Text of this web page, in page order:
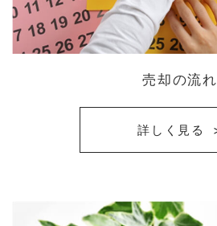
売却の流れ
詳しく見る